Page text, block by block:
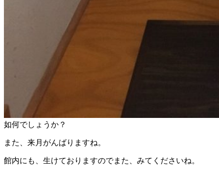
如何でしょうか？
また、来月がんばりますね。
館内にも、生けておりますのでまた、みてくださいね。